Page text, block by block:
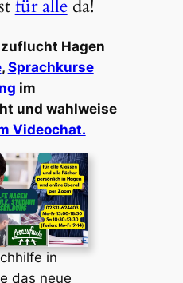
für alleda!
Hagen
, Sprachkurse
im
und wahlweise
Videochat.
in
das neue